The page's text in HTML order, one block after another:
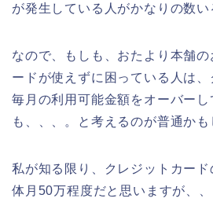
が発生している人がかなりの数い
なので、もしも、おたより本舗
ードが使えずに困っている人は
毎月の利用可能金額をオーバー
も、、、。と考えるのが普通かも
私が知る限り、クレジットカー
体月50万程度だと思いますが、、